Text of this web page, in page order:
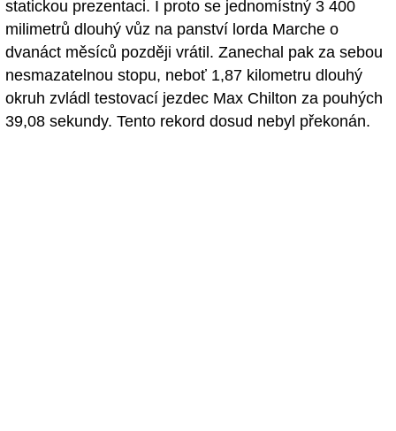
statickou prezentaci. I proto se jednomístný 3 400
milimetrů dlouhý vůz na panství lorda Marche o
dvanáct měsíců později vrátil. Zanechal pak za sebou
nesmazatelnou stopu, neboť 1,87 kilometru dlouhý
okruh zvládl testovací jezdec Max Chilton za pouhých
39,08 sekundy. Tento rekord dosud nebyl překonán.